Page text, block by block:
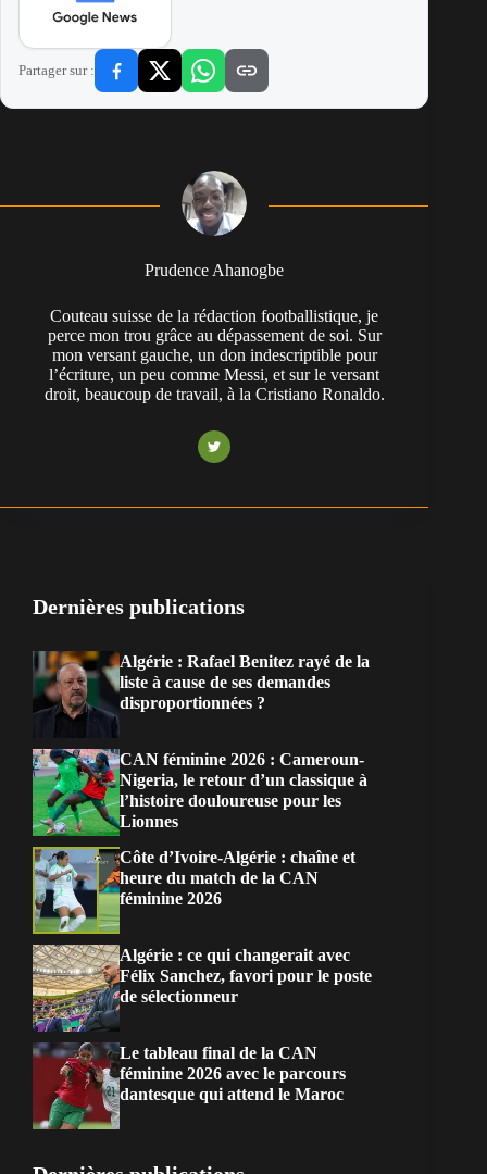
Partager sur :
Prudence Ahanogbe
Couteau suisse de la rédaction footballistique, je
perce mon trou grâce au dépassement de soi. Sur
mon versant gauche, un don indescriptible pour
l’écriture, un peu comme Messi, et sur le versant
droit, beaucoup de travail, à la Cristiano Ronaldo.
Dernières publications
Algérie : Rafael Benitez rayé de la
liste à cause de ses demandes
disproportionnées ?
CAN féminine 2026 : Cameroun-
Nigeria, le retour d’un classique à
l’histoire douloureuse pour les
Lionnes
Côte d’Ivoire-Algérie : chaîne et
heure du match de la CAN
féminine 2026
Algérie : ce qui changerait avec
Félix Sanchez, favori pour le poste
de sélectionneur
Le tableau final de la CAN
féminine 2026 avec le parcours
dantesque qui attend le Maroc